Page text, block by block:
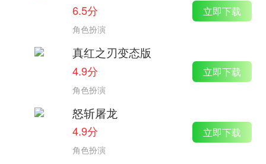
6.5分
角色扮演
立即下载
真红之刃变态版
4.9分
角色扮演
立即下载
怒斩屠龙
4.9分
角色扮演
立即下载